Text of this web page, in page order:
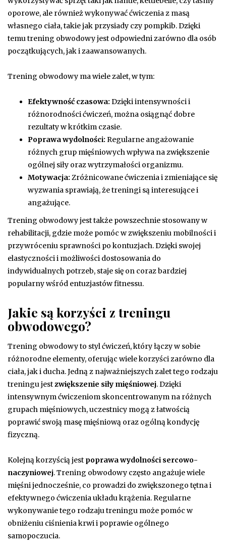
oporowe, ale również wykonywać ćwiczenia z masą
własnego ciała, takie jak przysiady czy pompkib. Dzięki
temu trening obwodowy jest odpowiedni zarówno dla osób
początkujących, jak i zaawansowanych.
Trening obwodowy ma wiele zalet, w tym:
Efektywność czasowa: Dzięki intensywności i
różnorodności ćwiczeń, można osiągnąć dobre
rezultaty w krótkim czasie.
Poprawa wydolności: Regularne angażowanie
różnych grup mięśniowych wpływa na zwiększenie
ogólnej siły oraz wytrzymałości organizmu.
Motywacja: Zróżnicowane ćwiczenia i zmieniające się
wyzwania sprawiają, że treningi są interesujące i
angażujące.
Trening obwodowy jest także powszechnie stosowany w
rehabilitacji, gdzie może pomóc w zwiększeniu mobilności i
przywróceniu sprawności po kontuzjach. Dzięki swojej
elastyczności i możliwości dostosowania do
indywidualnych potrzeb, staje się on coraz bardziej
popularny wśród entuzjastów fitnessu.
Jakie są korzyści z treningu
obwodowego?
Trening obwodowy to styl ćwiczeń, który łączy w sobie
różnorodne elementy, oferując wiele korzyści zarówno dla
ciała, jak i ducha. Jedną z najważniejszych zalet tego rodzaju
treningu jestzwiększenie siły mięśniowej. Dzięki
intensywnym ćwiczeniom skoncentrowanym na różnych
grupach mięśniowych, uczestnicy mogą z łatwością
poprawić swoją masę mięśniową oraz ogólną kondycję
fizyczną.
Kolejną korzyścią jest poprawa wydolności sercowo-
naczyniowej. Trening obwodowy często angażuje wiele
mięśni jednocześnie, co prowadzi do zwiększonego tętna i
efektywnego ćwiczenia układu krążenia. Regularne
wykonywanie tego rodzaju treningu może pomóc w
obniżeniu ciśnienia krwi i poprawie ogólnego
samopoczucia.